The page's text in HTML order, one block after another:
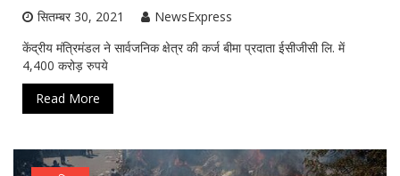
सितम्बर 30, 2021
NewsExpress
केंद्रीय मंत्रिमंडल ने सार्वजनिक क्षेत्र की कर्ज बीमा प्रदाता ईसीजीसी लि. में
4,400 करोड़ रुपये
Read More